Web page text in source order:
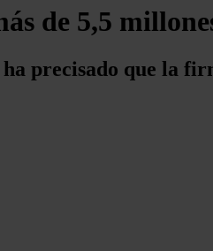
de 5,5
precisado que la